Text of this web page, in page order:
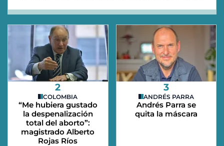
2
COLOMBIA
“Me hubiera gustado
la despenalización
total del aborto”:
magistrado Alberto
Rojas Ríos
3
ANDRÉS PARRA
Andrés Parra se
quita la máscara